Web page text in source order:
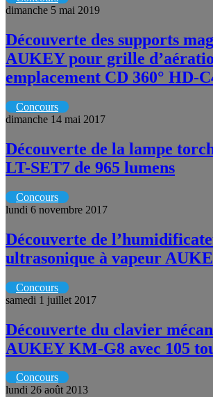
dimanche 5 mai 2019
Découverte des supports
AUKEY pour grille
emplacement CD 360° HD-
Concours
dimanche 14 mai 2017
Découverte de la lampe
LT-SET7 de 965 lumens
Concours
lundi 6 novembre 2017
Découverte de
ultrasonique à vapeur
Concours
samedi 1 juillet 2017
Découverte du clavier
AUKEY KM-G8 avec 105
Concours
lundi 26 août 2013